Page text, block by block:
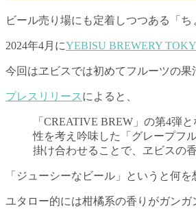
ビール売り場にも定着しつつある「
2024年4月にYEBISU BREWERY
今回はヱビスでは初めてフルーツの果
プレスリリース によると、
「CREATIVE BREW」の第4弾
性を考え吟味した「グレープフ
掛け合わせることで、ヱビスの
「ジューシーなビール」というと何を
ユタロー的には柑橘系の香りがガン